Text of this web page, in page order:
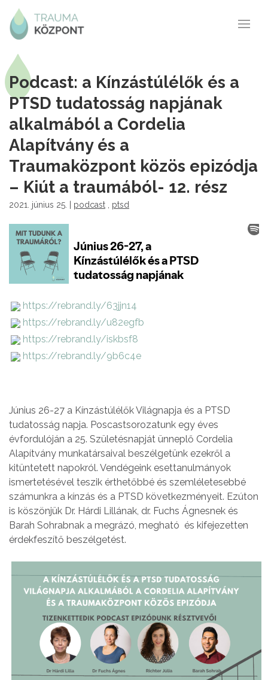
Podcast: a Kínzástúlélők és a
PTSD tudatosság napjának
alkalmából a Cordelia
Alapítvány és a
Traumaközpont közös epizódja
– Kiút a traumából- 12. rész
2021. június 25. | podcast ptsd
https://rebrand.ly/63jjn14
https://rebrand.ly/u82egfb
https://rebrand.ly/iskbsf8
https://rebrand.ly/9b6c4e
Június 26-27 a Kínzástúlélők Világnapja és a PTSD
tudatosság napja. Poscastsorozatunk egy éves
évfordulóján a 25. Születésnapját ünneplő Cordelia
Alapítvány munkatársaival beszélgetünk ezekről a
kitüntetett napokról. Vendégeink esettanulmányok
ismertetésével teszik érthetőbbé és szemléletesebbé
számunkra a kínzás és a PTSD következményeit. Ezúton
is köszönjük Dr. Hárdi Lillának, dr. Fuchs Ágnesnek és
Barah Sohrabnak a megrázó, megható és kifejezetten
érdekfeszítő beszélgetést.